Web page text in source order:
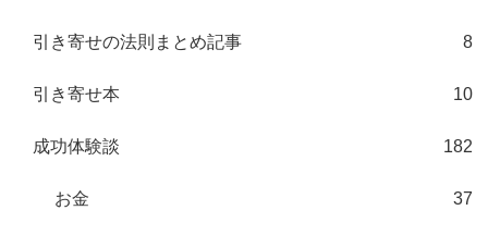
引き寄せの法則まとめ記事 8
引き寄せ本 10
成功体験談 182
お金 37